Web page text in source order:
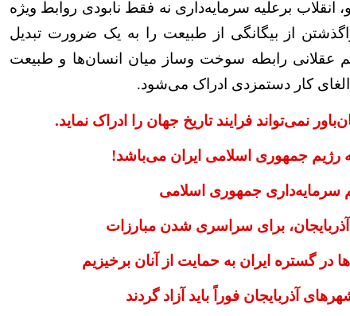
انقلاب برعلیه سرمایه‌داری نه فقط نابودی روابط ویژه
از بیگانگی از طبیعت را به یک ضرورت تبدیل
عقلانی رابطه سوخت وساز میان انسان‌ها و طبیعت
الغای کار دستمزدی ادراک می‌شود.
نمی‌تواند فرایند تاریخ جهان را ادراک نماید.
رژیم جمهوری اسلامی ایران می‌باشد!
سرمایه‌داری جمهوری اسلامی
آذربایجان، برای سراسری شدن مبارزات
گستره ایران به حمایت از آنان برخیزیم
آذربایجان فوراً باید آزاد گردند